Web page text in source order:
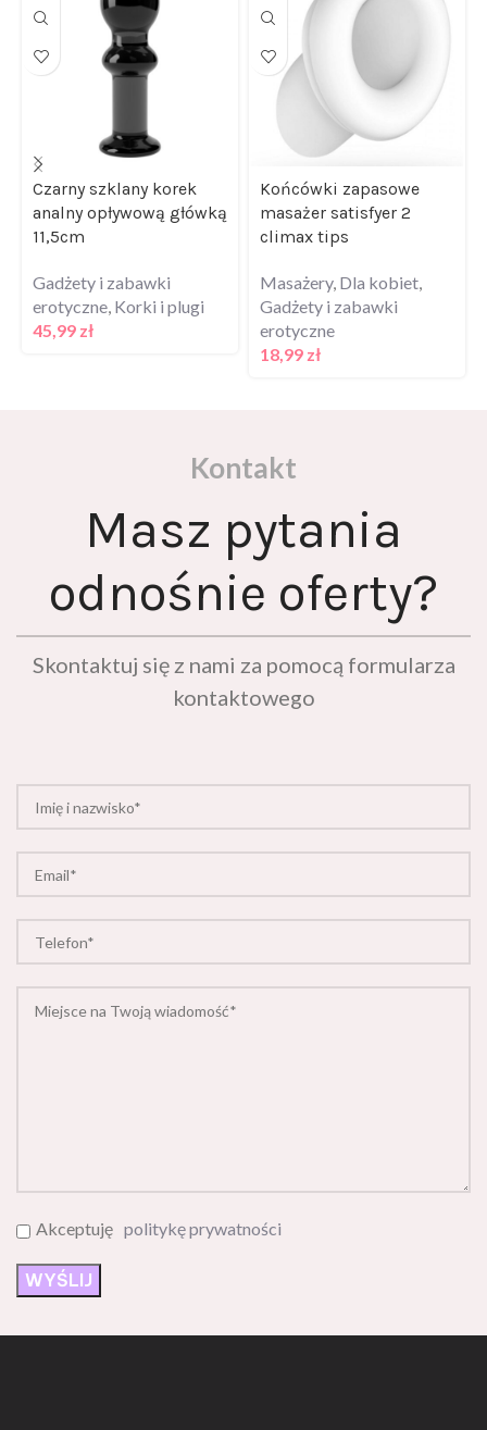
Czarny szklany korek
analny opływową główką
11,5cm
Gadżety i zabawki
erotyczne, Korki i plugi
45,99 zł
Końcówki zapasowe
masażer satisfyer 2
climax tips
Masażery, Dla kobiet,
Gadżety i zabawki
erotyczne
18,99 zł
Kontakt
Masz pytania
odnośnie oferty?
Skontaktuj się z nami za pomocą formularza
kontaktowego
Akceptuję politykę prywatności